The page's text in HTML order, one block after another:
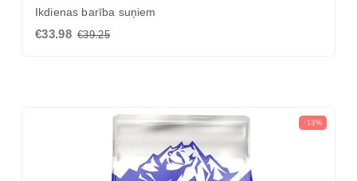
Ikdienas barība suņiem
€33.98 €39.25
-13%